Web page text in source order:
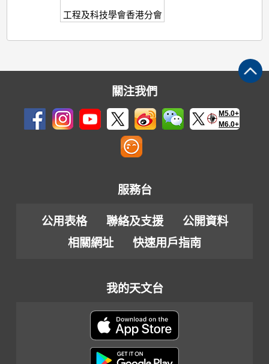
工程及科技學會香港分會
關注我們
M5.0+
M6.0+
服務台
公用表格 聯絡及支援
公開資料
相關網址
快速用戶指南
我的天文台